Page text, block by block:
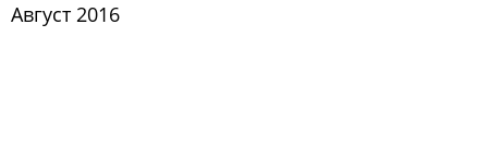
Август 2016